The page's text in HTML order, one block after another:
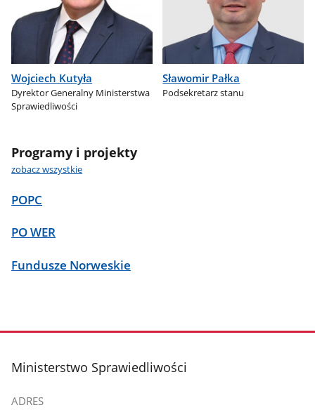
Wojciech Kutyła
Dyrektor Generalny Ministerstwa
Sprawiedliwości
Sławomir Pałka
Podsekretarz stanu
Programy i projekty
zobacz wszystkie
POPC
PO WER
Fundusze Norweskie
stopka
Ministerstwo Sprawiedliwości
ADRES